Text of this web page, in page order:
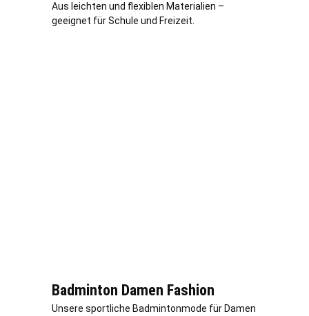
Aus leichten und flexiblen Materialien –
geeignet für Schule und Freizeit.
Badminton Damen Fashion
Unsere sportliche Badmintonmode für Damen